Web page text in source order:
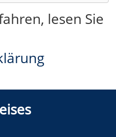
lesen Sie